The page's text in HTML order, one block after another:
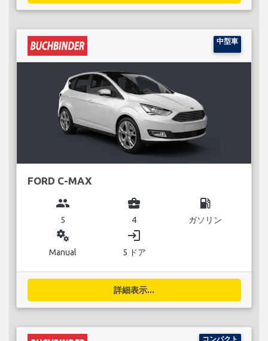
中型車
FORD C-MAX
group
5
business_center
4
local_gas_station
ガソリン
miscellaneous_services
Manual
login
5 ドア
詳細表示...
コンパクト